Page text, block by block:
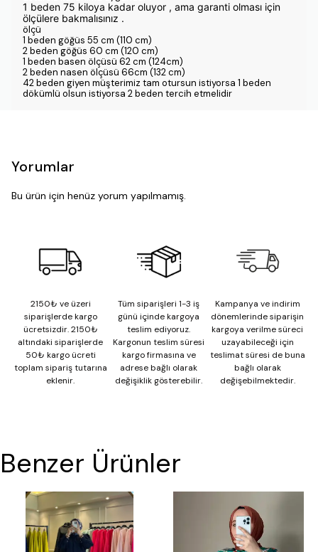
1 beden 75 kiloya kadar oluyor , ama garanti olması için
ölçülere bakmalısınız .
ölçü
1 beden göğüs 55 cm (110 cm)
2 beden göğüs 60 cm (120 cm)
1 beden basen ölçüsü 62 cm (124cm)
2 beden nasen ölçüsü 66cm (132 cm)
42 beden giyen müşterimiz tam otursun istiyorsa 1 beden
dökümlü olsun istiyorsa 2 beden tercih etmelidir
Yorumlar
Bu ürün için henüz yorum yapılmamış.
2150₺ ve üzeri
siparişlerde kargo
ücretsizdir. 2150₺
altındaki siparişlerde
50₺ kargo ücreti
toplam sipariş tutarına
eklenir.
Tüm siparişleri 1-3 iş
günü içinde kargoya
teslim ediyoruz.
Kargonun teslim süresi
kargo firmasına ve
adrese bağlı olarak
değişiklik gösterebilir.
Kampanya ve indirim
dönemlerinde siparişin
kargoya verilme süreci
uzayabileceği için
teslimat süresi de buna
bağlı olarak
değişebilmektedir.
Benzer Ürünler